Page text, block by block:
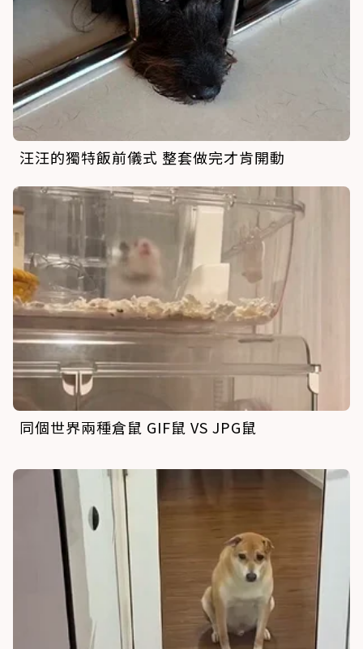
汪汪的獨特飯前儀式 整套做完才肯開動
同個世界兩種倉鼠 GIF鼠 VS JPG鼠